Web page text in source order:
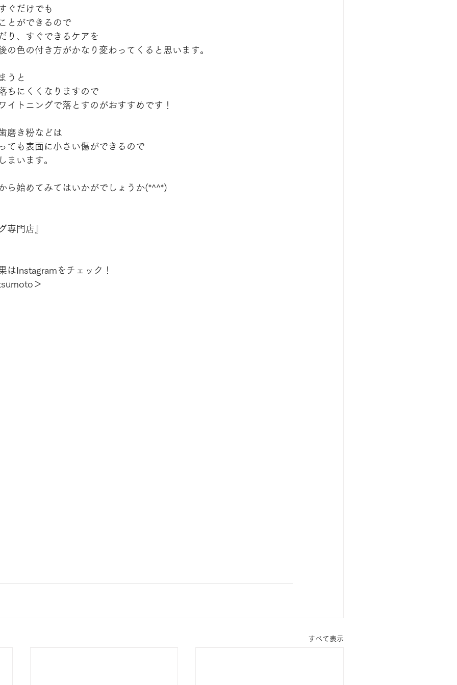
ぐだけでも
とができるので
り、すぐできるケアを
の色の付き方がかなり変わってくると思います。
うと
ちにくくなりますので
イトニングで落とすのがおすすめです！
磨き粉などは
ても表面に小さい傷ができるので
まいます。
ら始めてみてはいかがでしょうか(*^^*)
専門店』
はInstagramをチェック！
＞
すべて表示